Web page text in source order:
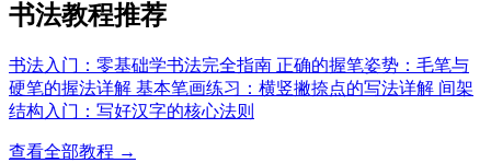
书法教程推荐
书法入门：零基础学书法完全指南 正确的握笔姿势：毛笔与
硬笔的握法详解 基本笔画练习：横竖撇捺点的写法详解 间架
结构入门：写好汉字的核心法则
查看全部教程 →